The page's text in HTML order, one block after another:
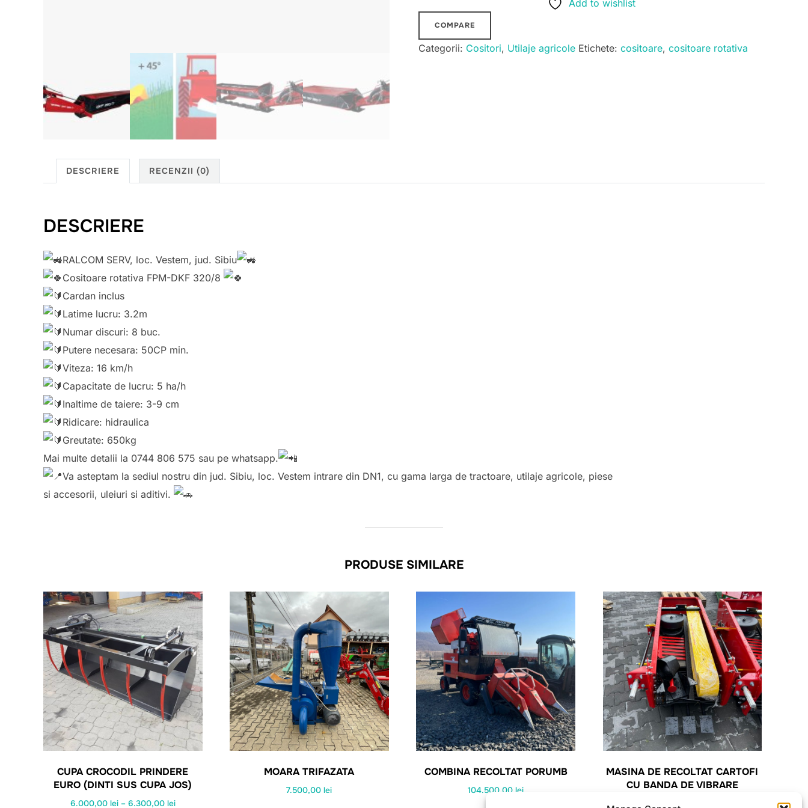
talere
mici
3.2m
Add to wishlist
COMPARE
Categorii: Cositori, Utilaje agricole Etichete: cositoare, cositoare rotativa
DESCRIERE RECENZII (0)
DESCRIERE
RALCOM SERV, loc. Vestem, jud. Sibiu
Cositoare rotativa FPM-DKF 320/8
Cardan inclus
Latime lucru: 3.2m
Numar discuri: 8 buc.
Putere necesara: 50CP min.
Viteza: 16 km/h
Capacitate de lucru: 5 ha/h
Inaltime de taiere: 3-9 cm
Ridicare: hidraulica
Greutate: 650kg
Mai multe detalii la 0744 806 575 sau pe whatsapp.
Va asteptam la sediul nostru din jud. Sibiu, loc. Vestem intrare din DN1, cu gama larga de tractoare, utilaje agricole, piese
si accesorii, uleiuri si aditivi.
PRODUSE SIMILARE
CUPA CROCODIL PRINDERE
EURO (DINTI SUS CUPA JOS)
6.000,00 lei – 6.300,00 leiInterval
MOARA TRIFAZATA
7.500,00lei
COMBINA RECOLTAT PORUMB
104.500,00lei
MASINA DE RECOLTAT CARTOFI
CU BANDA DE VIBRARE
6.500,00